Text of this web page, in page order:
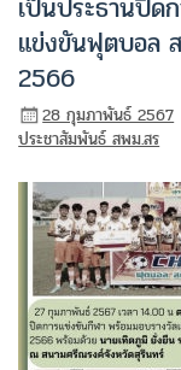
เป็นประธานปิด
แข่งขันฟุตบอล
2566
28 กุมภาพันธ์ 2567
ประชาสัมพันธ์ สพม.สร